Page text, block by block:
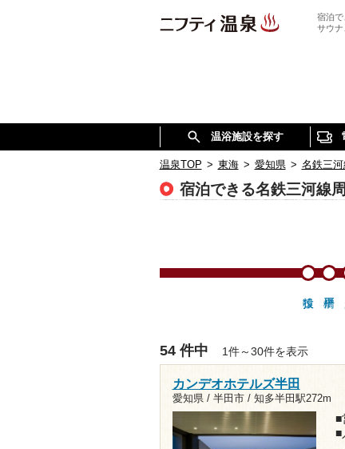
宿泊で
サウ
温浴施設を探す
温泉TOP > 東海 > 愛知県 > 名鉄三河
宿泊できる名鉄三河線
54 件中 1件～30件を表示
カンデオホテルズ半田
愛知県 / 半田市 / 知多半田駅272m
■
■